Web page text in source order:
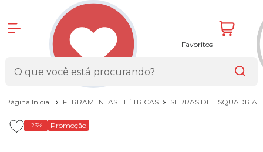
Favoritos
Página Inicial FERRAMENTAS ELÉTRICAS SERRAS DE ESQUADRIA
-23% Promoção